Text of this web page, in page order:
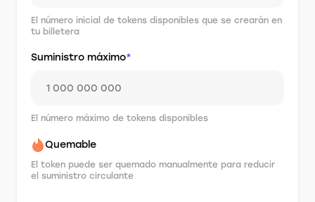
El número inicial de tokens disponibles que se crearán en
tu billetera
Suministro máximo*
El número máximo de tokens disponibles
Quemable
El token puede ser quemado manualmente para reducir
el suministro circulante